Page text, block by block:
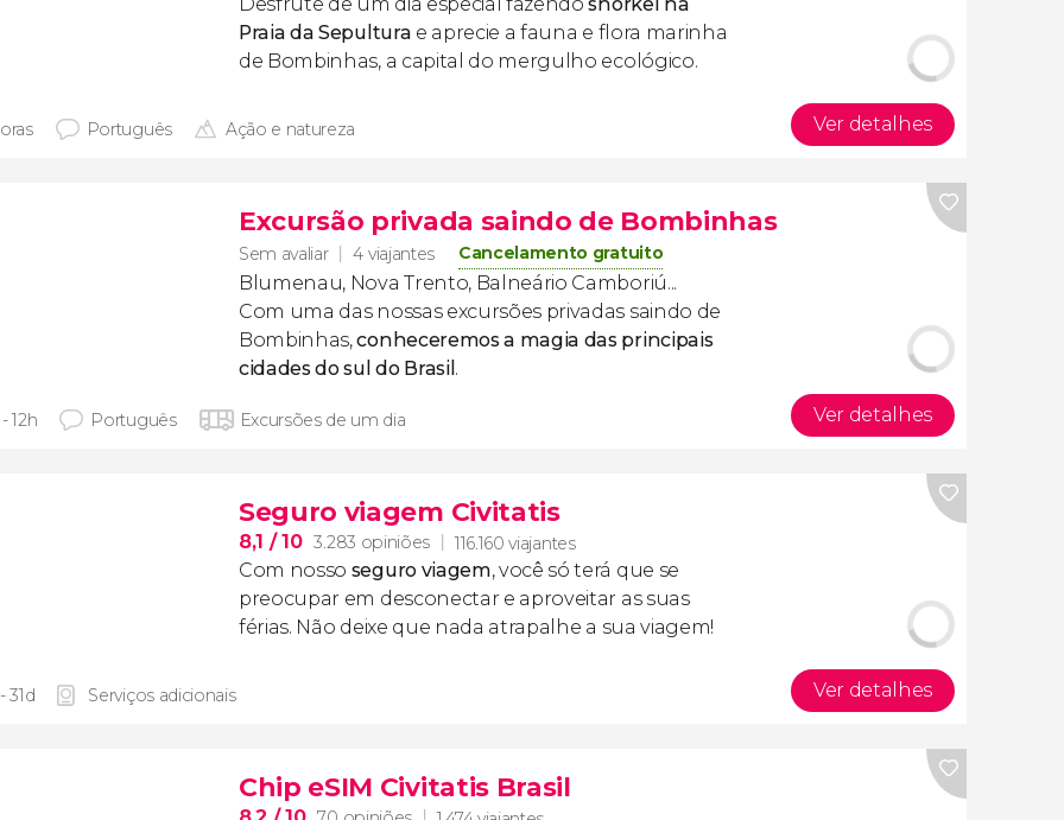
Praia da Sepultura e aprecie a fauna e flora marinha
de Bombinhas, a capital do mergulho ecológico.
Português Ação e natureza Ver detalhes
Excursão privada saindo de Bombinhas
Sem avaliar 4 viajantes Cancelamento gratuito
Blumenau, Nova Trento, Balneário Camboriú...
Com uma das nossas excursões privadas saindo de
Bombinhas,conheceremos a magia das principais
cidades do sul do Brasil .
12h Português Excursões de um dia Ver detalhes
Seguro viagem Civitatis
8,1 / 10 3.283 opiniões 116.160 viajantes
Com nosso seguro viagem, você só terá que se
preocupar em desconectar e aproveitar as suas
férias. Não deixe que nada atrapalhe a sua viagem!
31d Serviços adicionais Ver detalhes
Chip eSIM Civitatis Brasil